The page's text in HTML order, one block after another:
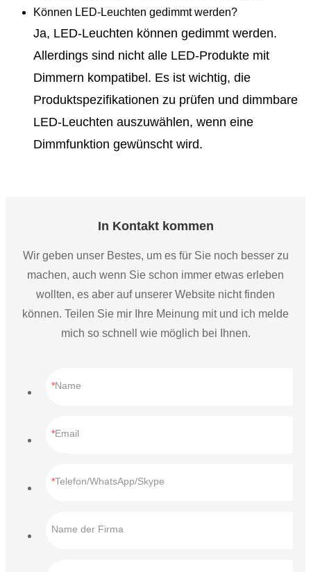
Können LED-Leuchten gedimmt werden?
Ja, LED-Leuchten können gedimmt werden.
Allerdings sind nicht alle LED-Produkte mit
Dimmern kompatibel. Es ist wichtig, die
Produktspezifikationen zu prüfen und dimmbare
LED-Leuchten auszuwählen, wenn eine
Dimmfunktion gewünscht wird.
In Kontakt kommen
Wir geben unser Bestes, um es für Sie noch besser zu
machen, auch wenn Sie schon immer etwas erleben
wollten, es aber auf unserer Website nicht finden
können. Teilen Sie mir Ihre Meinung mit und ich melde
mich so schnell wie möglich bei Ihnen.
Name
Email
Telefon/WhatsApp/Skype
Name der Firma